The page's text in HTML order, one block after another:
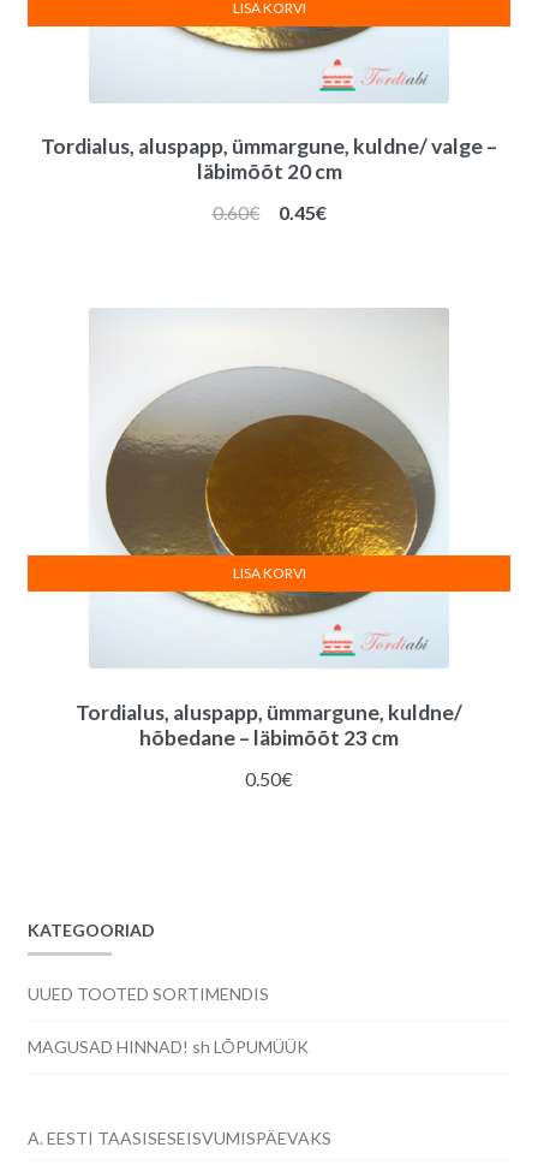
Tordialus, aluspapp, ümmargune, kuldne/ valge –
läbimõõt 20 cm
0.60€
Algne
0.45€Praegune
LISA KORVI
Tordialus, aluspapp, ümmargune, kuldne/
hõbedane – läbimõõt 23 cm
0.50€
LISA KORVI
KATEGOORIAD
UUED TOOTED SORTIMENDIS
MAGUSAD HINNAD! sh LÕPUMÜÜK
A. EESTI TAASISESEISVUMISPÄEVAKS